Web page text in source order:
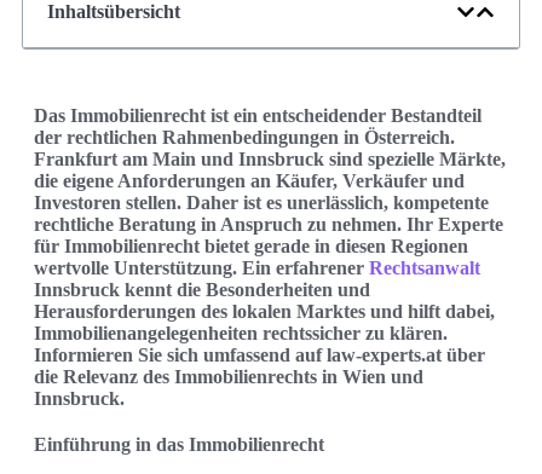
Inhaltsübersicht
Das Immobilienrecht ist ein entscheidender Bestandteil
der rechtlichen Rahmenbedingungen in Österreich.
Frankfurt am Main und Innsbruck sind spezielle Märkte,
die eigene Anforderungen an Käufer, Verkäufer und
Investoren stellen. Daher ist es unerlässlich, kompetente
rechtliche Beratung in Anspruch zu nehmen. Ihr Experte
für Immobilienrecht bietet gerade in diesen Regionen
wertvolle Unterstützung. Ein erfahrener Rechtsanwalt
Innsbruck kennt die Besonderheiten und
Herausforderungen des lokalen Marktes und hilft dabei,
Immobilienangelegenheiten rechtssicher zu klären.
Informieren Sie sich umfassend auf law-experts.at über
die Relevanz des Immobilienrechts in Wien und
Innsbruck.
Einführung in das Immobilienrecht